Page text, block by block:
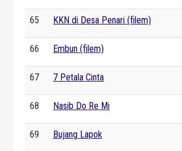
65 KKN di Desa Penari (filem)
66 Embun (filem)
67 7 Petala Cinta
68 Nasib Do Re Mi
69 Bujang Lapok